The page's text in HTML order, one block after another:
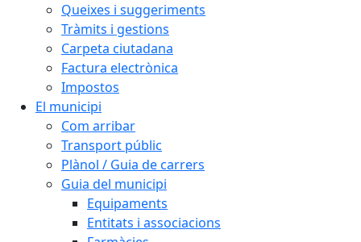
Queixes i suggeriments
Tràmits i gestions
Carpeta ciutadana
Factura electrònica
Impostos
El municipi
Com arribar
Transport públic
Plànol / Guia de carrers
Guia del municipi
Equipaments
Entitats i associacions